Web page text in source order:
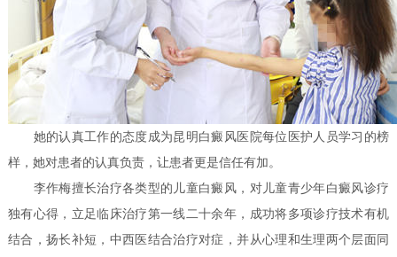
她的认真工作的态度成为昆明白癜风医院每位医护人员学习的榜
样，她对患者的认真负责，让患者更是信任有加。
李作梅擅长治疗各类型的儿童白癜风，对儿童青少年白癜风诊疗
独有心得，立足临床治疗第一线二十余年，成功将多项诊疗技术有机
结合，扬长补短，中西医结合治疗对症，并从心理和生理两个层面同